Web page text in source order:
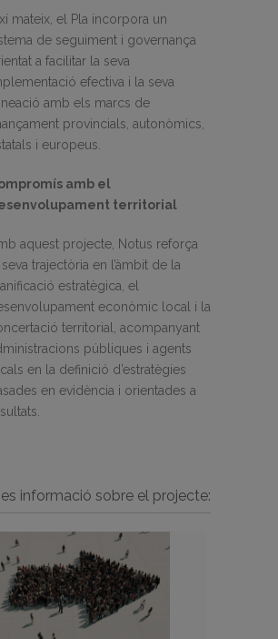
mateix, el Pla incorpora un
de seguiment i governança
a facilitar la seva
efectiva i la seva
amb els marcs de
provincials, autonòmics,
i europeus.
amb el
territorial
aquest projecte, Notus reforça
seva trajectòria en l’àmbit de la
estratègica, el
econòmic local i la
territorial, acompanyant
públiques i agents
en la definició d’estratègies
en evidència i orientades a
informació sobre el projecte: